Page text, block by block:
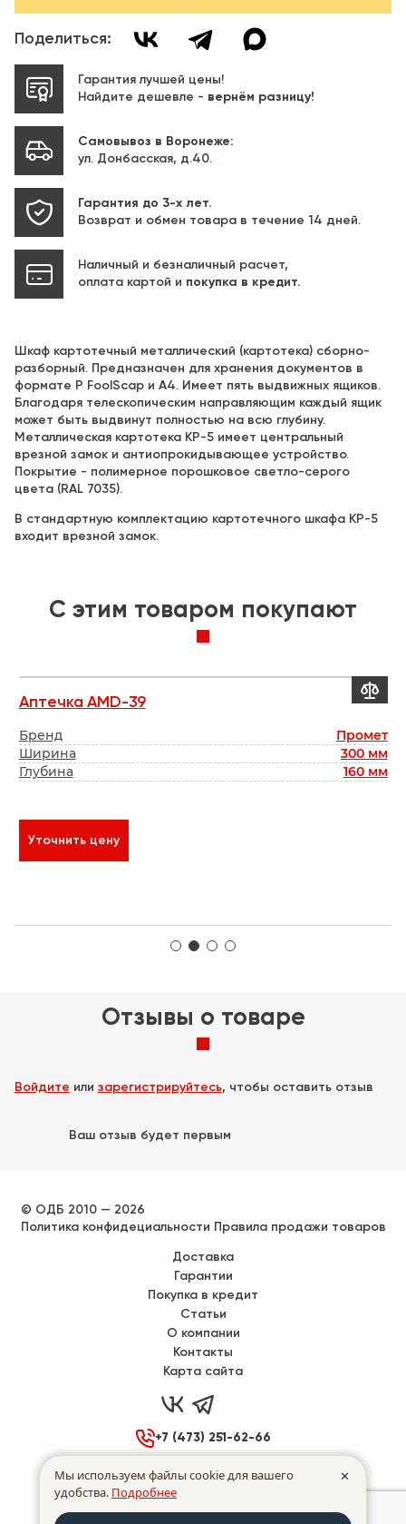
Поделиться:
Гарантия лучшей цены!
Найдите дешевле - вернём разницу!
Самовывоз в Воронеже:
ул. Донбасская, д.40.
Гарантия до 3-х лет.
Возврат и обмен товара в течение 14 дней.
Наличный и безналичный расчет,
оплата картой и покупка в кредит.
Шкаф картотечный металлический (картотека) сборно-
разборный. Предназначен для хранения документов в
формате P FoolScap и А4. Имеет пять выдвижных ящиков.
Благодаря телескопическим направляющим каждый ящик
может быть выдвинут полностью на всю глубину.
Металлическая картотека КР-5 имеет центральный
врезной замок и антиопрокидывающее устройство.
Покрытие - полимерное порошковое светло-серого
цвета (RAL 7035).
В стандартную комплектацию картотечного шкафа КР-5
входит врезной замок.
C этим товаром покупают
Аптечка AMD-39
Бренд
Промет
Ширина
300 мм
Глубина
160 мм
Уточнить цену

Отзывы о товаре
Войдите или зарегистрируйтесь, чтобы оставить отзыв
Ваш отзыв будет первым
© ОДБ 2010 — 2026
Политика конфидециальности Правила продажи товаров
Доставка
Гарантии
Покупка в кредит
Статьи
О компании
Контакты
Карта сайта
 
+7 (473) 251-62-66
Воронеж, Донбасская 40
Пн - Пт
Мы используем файлы cookie для вашего
удобства. Подробнее
✕